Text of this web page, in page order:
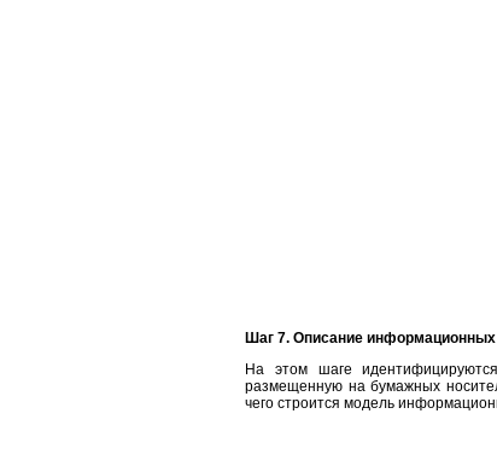
Шаг 7. Описание
На этом шаге
размещенную на бумажных
чего строится модель